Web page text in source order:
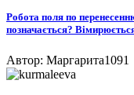
Робота поля по
позначається?
Автор: Маргарита1091